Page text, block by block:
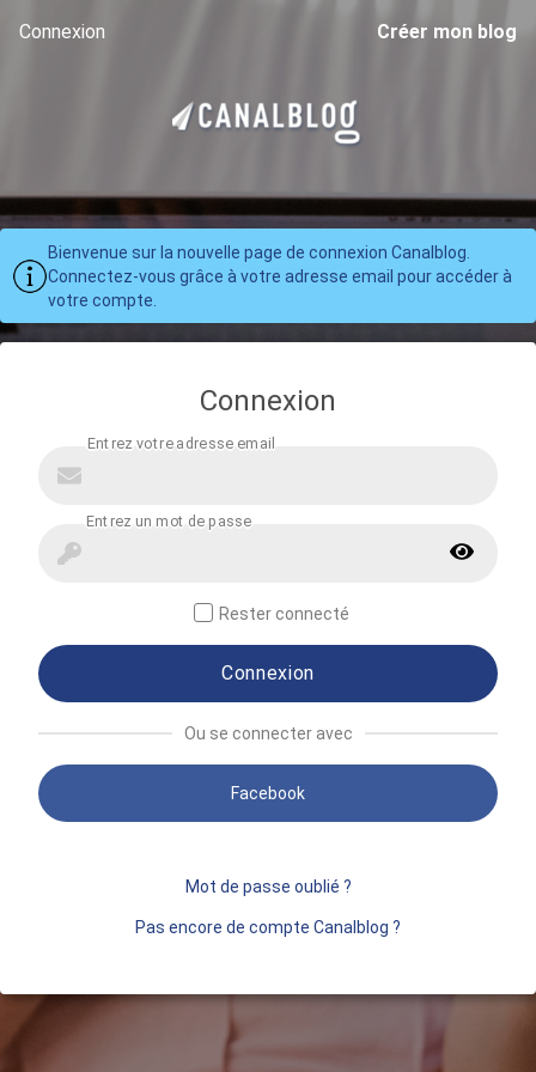
Connexion Créer mon blog
Bienvenue sur la nouvelle page de connexion Canalblog.
Connectez-vous grâce à votre adresse email pour accéder à
votre compte.
Connexion
Rester connecté
Connexion
Ou se connecter avec
Facebook
Mot de passe oublié ?
Pas encore de compte Canalblog ?